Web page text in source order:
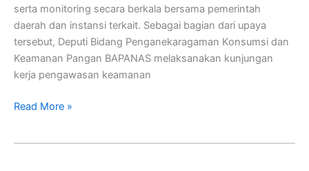
serta monitoring secara berkala bersama pemerintah
daerah dan instansi terkait. Sebagai bagian dari upaya
tersebut, Deputi Bidang Penganekaragaman Konsumsi dan
Keamanan Pangan BAPANAS melaksanakan kunjungan
kerja pengawasan keamanan
Read More »